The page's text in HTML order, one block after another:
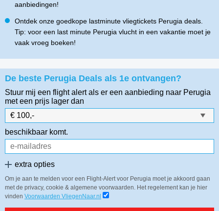
aanbiedingen!
Ontdek onze goedkope lastminute vliegtickets Perugia deals.
Tip: voor een last minute Perugia vlucht in een vakantie moet je
vaak vroeg boeken!
De beste Perugia Deals als 1e ontvangen?
Stuur mij een flight alert als er een aanbieding naar Perugia
met een prijs lager dan
beschikbaar komt.
extra opties
Om je aan te melden voor een Flight-Alert voor Perugia moet je akkoord gaan
met de privacy, cookie & algemene voorwaarden. Het regelement kan je hier
vinden Voorwaarden VliegenNaar.nl